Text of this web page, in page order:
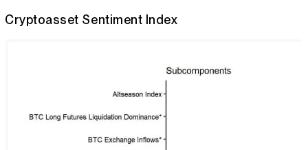
Cryptoasset Sentiment Index